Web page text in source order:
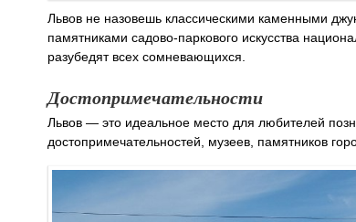
Львов не назовешь классическими каменными
памятниками садово-паркового искусства
разубедят всех сомневающихся.
Достопримечательности
Львов ― это идеальное место для любителей
достопримечательностей, музеев, памятников